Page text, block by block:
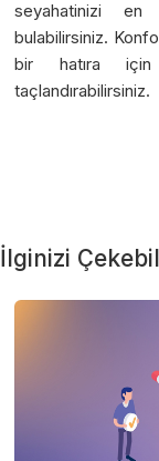
seyahatinizi en
bulabilirsiniz.
bir hatıra için
taçlandırabilirsiniz.
İlginizi